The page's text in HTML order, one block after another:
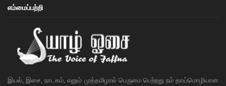
எம்மைப்பற்றி
இயல், இசை, நாடகம், எனும் முத்தமிழால் பெருமை பெற்றது நம் தாய்மொழியான